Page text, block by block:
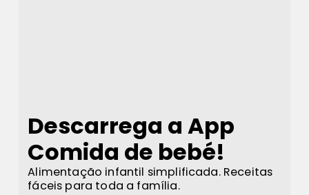
Descarrega a App
Comida de bebé!
Alimentação infantil simplificada. Receitas
fáceis para toda a família.